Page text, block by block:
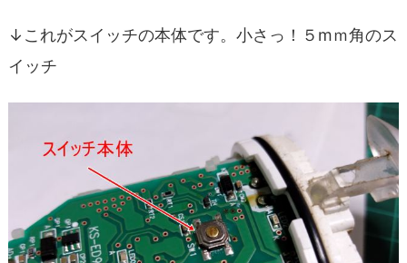
↓これがスイッチの本体です。小さっ！５mｍ角のス
イッチ